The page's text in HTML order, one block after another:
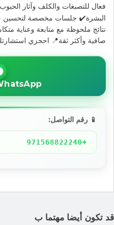
فعال للتصبغات والكلف وآثار
البشرة✔️ جلسات مخصصة لتحسين
نتائج ملحوظة مع متابعة وعناية
صافية وأكثر ثقة📍 احجزي
📱 رقم التواصل:
+971568822240
تكون أيضا مهتما ب